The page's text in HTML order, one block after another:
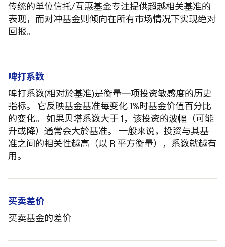
传统的单位信托/互惠基金专注提供超越相关基准的
表现，而对冲基金则倾向在所有市场情况下实现绝对
回报。
啤打系数
啤打系数(相对於基准)是衡量一项投资敏感度的历史
指标。 它反映基金基准每变化 1%时基金价值百分比
的变化。 如果贝塔系数大于 1，该投资的波幅（可能
升或降）通常会大於基准。 一般来说，投资与其基
准之间的相关性越高（以 R 平方衡量），系数就越有
用。
买卖差价
买卖基金的差价